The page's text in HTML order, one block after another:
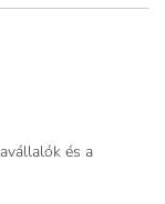
és a